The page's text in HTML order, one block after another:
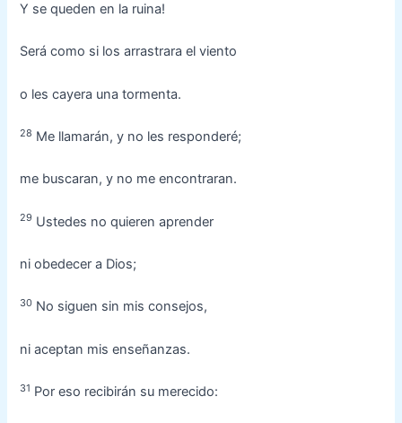
Y se queden en la ruina!
Será como si los arrastrara el viento
o les cayera una tormenta.
28 Me llamarán, y no les responderé;
me buscaran, y no me encontraran.
29 Ustedes no quieren aprender
ni obedecer a Dios;
30 No siguen sin mis consejos,
ni aceptan mis enseñanzas.
31 Por eso recibirán su merecido: